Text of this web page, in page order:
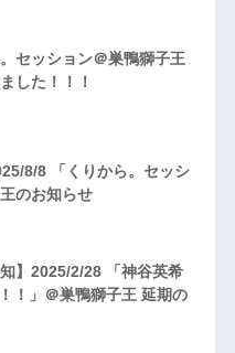
セッション＠巣鴨獅子王
した！！！
8/8 「くりから。セッシ
のお知らせ
知】2025/2/28 「神谷英希
！」＠巣鴨獅子王 延期の